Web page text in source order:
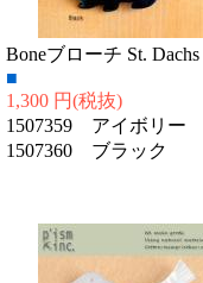
Boneブローチ St. Dachs
■
1,300 円(税抜)
1507359 アイボリー
1507360 ブラック